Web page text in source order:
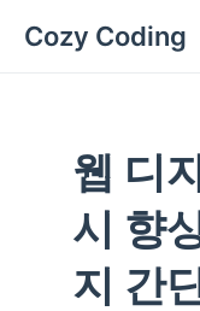
Cozy Coding
웹 디
시 향
지 간